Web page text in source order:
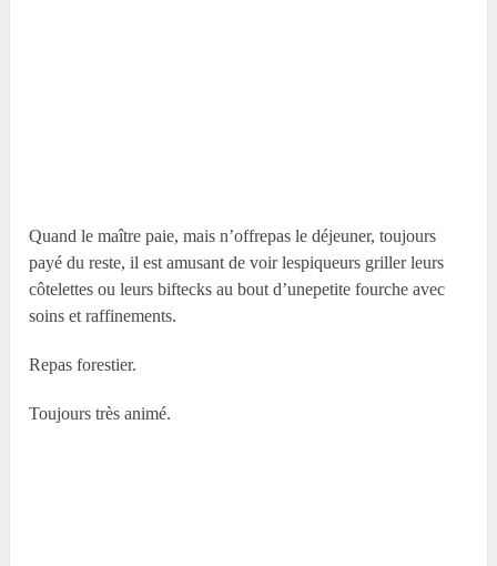
Quand le maître paie, mais n’offrepas le déjeuner, toujours
payé du reste, il est amusant de voir lespiqueurs griller leurs
côtelettes ou leurs biftecks au bout d’unepetite fourche avec
soins et raffinements.
Repas forestier.
Toujours très animé.